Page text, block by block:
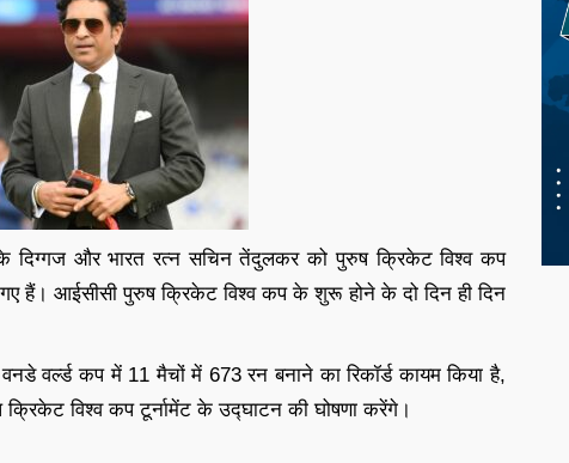
के दिग्गज और भारत रत्न सचिन तेंदुलकर को पुरुष क्रिकेट विश्व कप
हैं। आईसीसी पुरुष क्रिकेट विश्व कप के शुरू होने के दो दिन ही दिन
वर्ल्ड कप में 11 मैचों में 673 रन बनाने का रिकॉर्ड कायम किया है,
विश्व कप टूर्नामेंट के उद्घाटन की घोषणा करेंगे।